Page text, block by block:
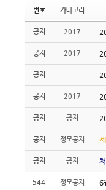
번호 카테고리
공지 2017
공지 2017
공지
공지 2017
공지 공지
공지 정모공지
공지 공지
544 정모공지 6